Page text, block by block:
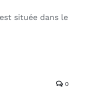
située dans le
0